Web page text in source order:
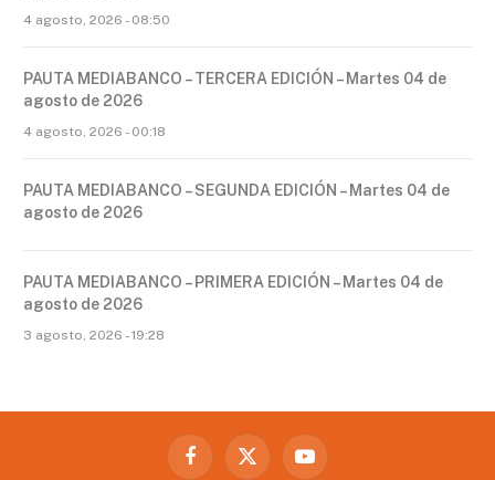
4 agosto, 2026 - 08:50
PAUTA MEDIABANCO – TERCERA EDICIÓN – Martes 04 de
agosto de 2026
4 agosto, 2026 - 00:18
PAUTA MEDIABANCO – SEGUNDA EDICIÓN – Martes 04 de
agosto de 2026
PAUTA MEDIABANCO – PRIMERA EDICIÓN – Martes 04 de
agosto de 2026
3 agosto, 2026 - 19:28
Facebook
X
YouTube